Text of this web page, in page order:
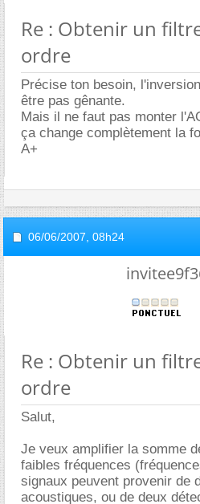
Re : Obtenir un
ordre
Précise ton besoin,
être pas gênante.
Mais il ne faut pas monter
ça change complètement la
A+
06/06/2007, 08h24
Re : Obtenir un
ordre
Salut,
Je veux amplifier la somme
faibles fréquences
signaux peuvent provenir de
acoustiques, ou de deux